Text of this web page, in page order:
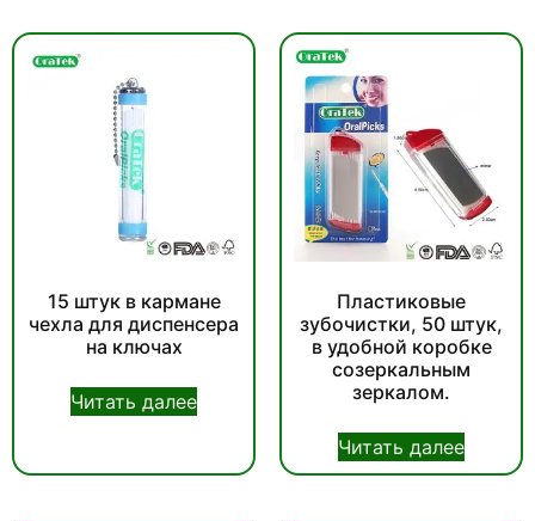
15 штук в кармане
чехла для диспенсера
на ключах
Читать далее
Пластиковые
зубочистки, 50 штук,
в удобной коробке
созеркальным
зеркалом.
Читать далее